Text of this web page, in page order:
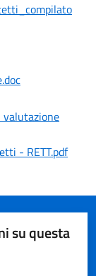
- RETT.pdf
su questa